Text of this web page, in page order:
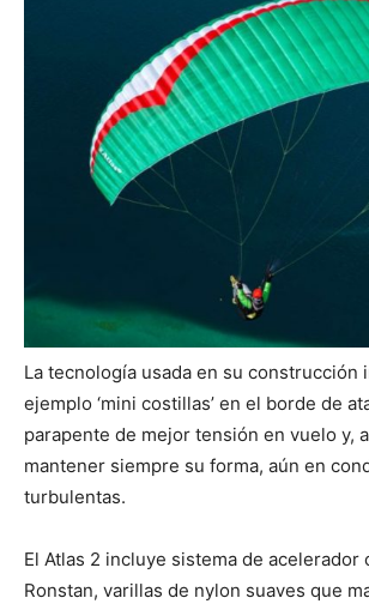
La tecnología usada en su construcción
ejemplo ‘mini costillas’ en el borde de
parapente de mejor tensión en vuelo y,
mantener siempre su forma, aún en
turbulentas.
El Atlas 2 incluye sistema de acelerador
Ronstan, varillas de nylon suaves que